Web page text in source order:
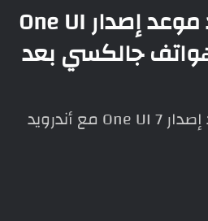
سامسونج تُحدد موعد إصدار One UI
15 لهواتف جالكسي بعد
سامسونج تُحدد موعد إصدار One UI 7 مع أندرويد